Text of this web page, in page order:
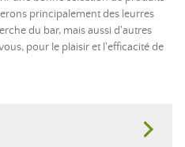
principalement des leurres
du bar, mais aussi d'autres
pour le plaisir et l'efficacité de